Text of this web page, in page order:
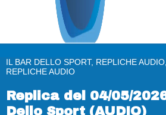
IL BAR DELLO SPORT, REPLICHE
REPLICHE AUDIO
Replica del 04/05/
Dello Sport (AUDIO)